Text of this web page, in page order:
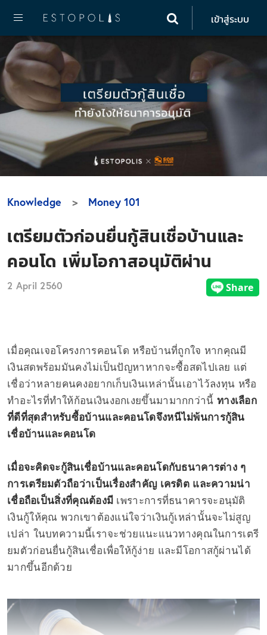
เข้าสู่ระบบ
Knowledge Money 101
เตรียมตัวก่อนยื่นกู้สินเชื่อบ้านและ
คอนโด เพิ่มโอกาสอนุมัติผ่าน
2 April 2560
เมื่อคุณเจอโครงการคอนโด หรือบ้านที่ถูกใจ หากคุณมี
เงินสดพร้อมมันคงไม่เป็นปัญหาหากจะซื้อสดไปเลย แต่
เชื่อว่าหลายคนคงอยากเก็บเงินเหล่านั้นเอาไว้ลงทุน หรือ
ทำอะไรที่ทำให้ก้อนเงินงอกเงยขึ้นมามากกว่านี้ ทางเลือก
ที่ดีที่สุดสำหรับซื้อบ้านและคอนโดจึงหนีไม่พ้นการกู้สิน
เชื่อบ้านและคอนโด
เมื่อจะคิดจะกู้สินเชื่อบ้านและคอนโดกับธนาคารต่าง ๆ
การเตรียมตัวถือว่าเป็นเรื่องสำคัญ เครดิต และความน่า
เชื่อถือเป็นสิ่งที่คุณต้องมี เพราะการที่ธนาคารจะอนุมัติ
เงินกู้ให้คุณ พวกเขาต้องแน่ใจว่าเงินกู้เหล่านั้นจะไม่สูญ
เปล่า ในบทความนี้เราจะช่วยแนะแนวทางคุณในการเตรี
ยมตัวก่อนยื่นกู้สินเชื่อเพื่อให้กู้ง่าย และมีโอกาสกู้ผ่านได้
มากขึ้นอีกด้วย